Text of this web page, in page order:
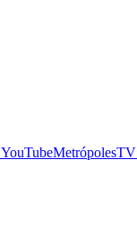
YouTubeMetrópolesTV